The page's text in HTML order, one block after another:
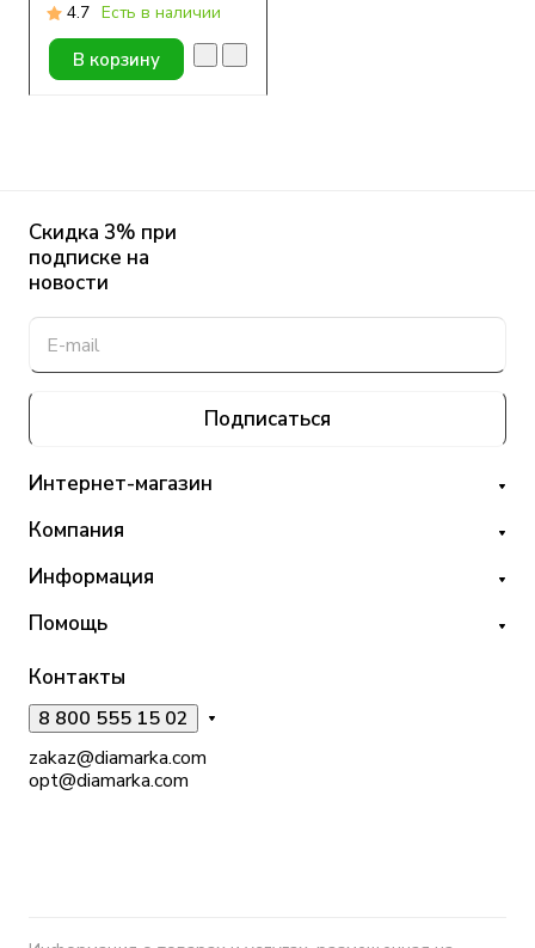
4.7 Есть в наличии
В корзину
Скидка 3% при
подписке на
новости
Подписаться
Интернет-магазин
Компания
Информация
Помощь
Контакты
8 800 555 15 02
zakaz@diamarka.com
opt@diamarka.com